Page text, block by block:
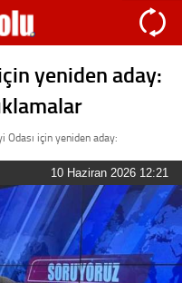
yeniden aday:
Odası için yeniden aday:
10 Haziran 2026 12:21